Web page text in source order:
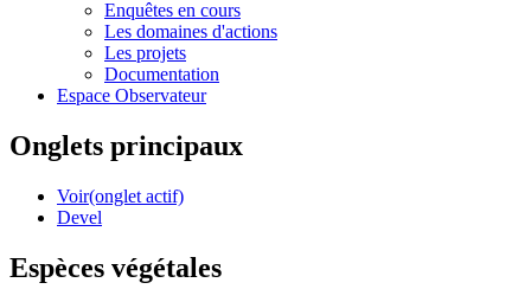
Enquêtes en cours
Les domaines d'actions
Les projets
Documentation
Espace Observateur
Onglets principaux
Voir(onglet actif)
Devel
Espèces végétales